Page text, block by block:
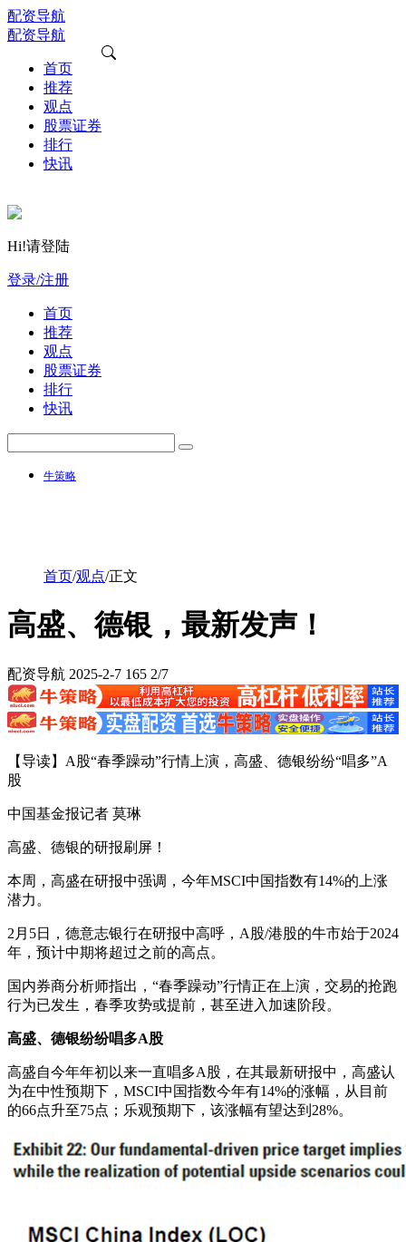
配资导航
配资导航
首页
推荐
观点
股票证券
排行
快讯
Hi!请登陆
登录/注册
首页
推荐
观点
股票证券
排行
快讯
牛策略
首页/观点/正文
高盛、德银，最新发声！
配资导航 2025-2-7 165 2/7
【导读】A股“春季躁动”行情上演，高盛、德银纷纷“唱多”A
股
中国基金报记者 莫琳
高盛、德银的研报刷屏！
本周，高盛在研报中强调，今年MSCI中国指数有14%的上涨
潜力。
2月5日，德意志银行在研报中高呼，A股/港股的牛市始于2024
年，预计中期将超过之前的高点。
国内券商分析师指出，“春季躁动”行情正在上演，交易的抢跑
行为已发生，春季攻势或提前，甚至进入加速阶段。
高盛、德银纷纷唱多A股
高盛自今年年初以来一直唱多A股，在其最新研报中，高盛认
为在中性预期下，MSCI中国指数今年有14%的涨幅，从目前
的66点升至75点；乐观预期下，该涨幅有望达到28%。